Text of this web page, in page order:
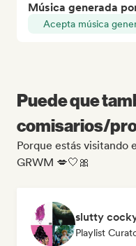
Música generada
Acepta música
Puede que
comisarios/
Porque estás visitando
GRWM 💋🤍🎀
slutty
Playlist